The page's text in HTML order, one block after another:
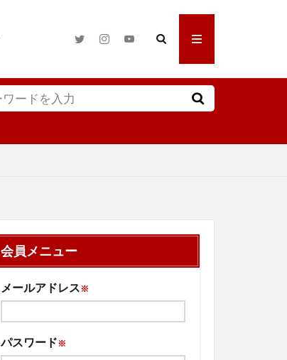
会員メニュー
メールアドレス※
パスワード※